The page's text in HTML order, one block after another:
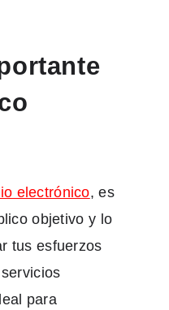
electrónico, es
objetivo y lo
tus esfuerzos
para